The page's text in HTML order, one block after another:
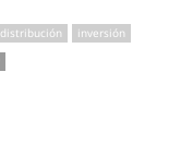
distribución
inversión